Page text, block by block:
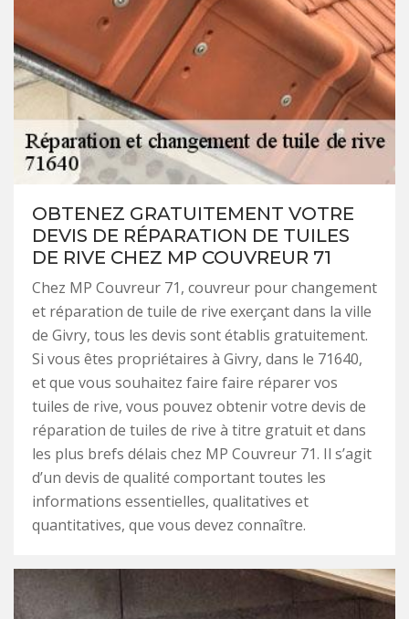
OBTENEZ GRATUITEMENT VOTRE
DEVIS DE RÉPARATION DE TUILES
DE RIVE CHEZ MP COUVREUR 71
Chez MP Couvreur 71, couvreur pour changement
et réparation de tuile de rive exerçant dans la ville
de Givry, tous les devis sont établis gratuitement.
Si vous êtes propriétaires à Givry, dans le 71640,
et que vous souhaitez faire faire réparer vos
tuiles de rive, vous pouvez obtenir votre devis de
réparation de tuiles de rive à titre gratuit et dans
les plus brefs délais chez MP Couvreur 71. Il s’agit
d’un devis de qualité comportant toutes les
informations essentielles, qualitatives et
quantitatives, que vous devez connaître.